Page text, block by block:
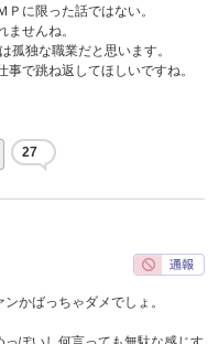
に限った話ではない。
ませんね。
孤独な職業だと思います。
で跳ね返してほしいですね。
27
かばっちゃダメでしょ。